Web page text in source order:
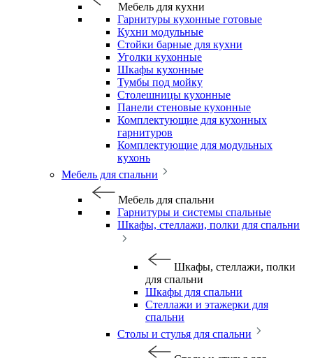
Мебель для кухни
Гарнитуры кухонные готовые
Кухни модульные
Стойки барные для кухни
Уголки кухонные
Шкафы кухонные
Тумбы под мойку
Столешницы кухонные
Панели стеновые кухонные
Комплектующие для кухонных
гарнитуров
Комплектующие для модульных
кухонь
Мебель для спальни
Мебель для спальни
Гарнитуры и системы спальные
Шкафы, стеллажи, полки для спальни
Шкафы, стеллажи, полки
для спальни
Шкафы для спальни
Стеллажи и этажерки для
спальни
Столы и стулья для спальни